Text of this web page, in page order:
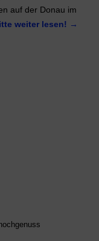
auf der Donau im
weiter lesen! →